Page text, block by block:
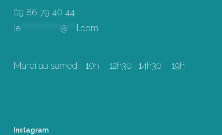
09 86 79 40 44
le**************** @ il.com
Mardi au samedi : 10h – 12h30 | 14h30 – 19h
Instagram